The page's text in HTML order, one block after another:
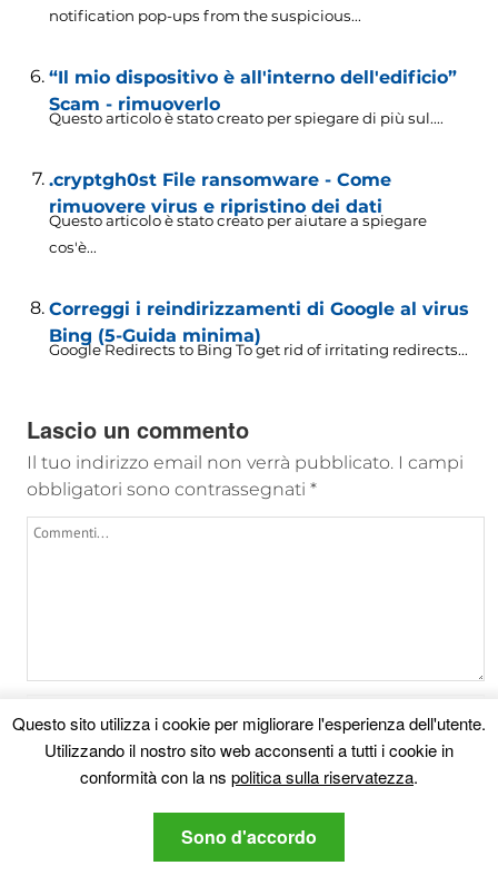
notification pop-ups from the suspicious...
“Il mio dispositivo è all'interno dell'edificio”
Scam - rimuoverlo
Questo articolo è stato creato per spiegare di più sul....
.cryptgh0st File ransomware - Come
rimuovere virus e ripristino dei dati
Questo articolo è stato creato per aiutare a spiegare
cos'è...
Correggi i reindirizzamenti di Google al virus
Bing (5-Guida minima)
Google Redirects to Bing To get rid of irritating redirects...
Lascio un commento
Il tuo indirizzo email non verrà pubblicato. I campi
obbligatori sono contrassegnati *
Questo sito utilizza i cookie per migliorare l'esperienza dell'utente.
Utilizzando il nostro sito web acconsenti a tutti i cookie in
conformità con la ns politica sulla riservatezza.
Sono d'accordo